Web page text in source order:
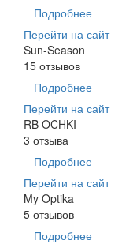
Подробнее
Перейти на сайт
Sun-Season
15 отзывов
Подробнее
Перейти на сайт
RB OCHKI
3 отзыва
Подробнее
Перейти на сайт
My Optika
5 отзывов
Подробнее